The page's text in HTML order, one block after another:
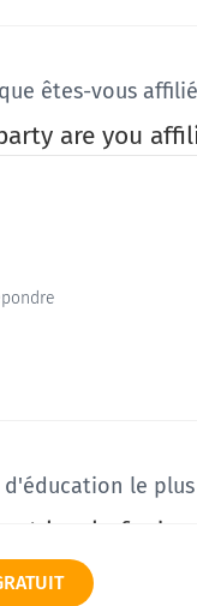
êtes-vous
are you
d'éducation le
level of